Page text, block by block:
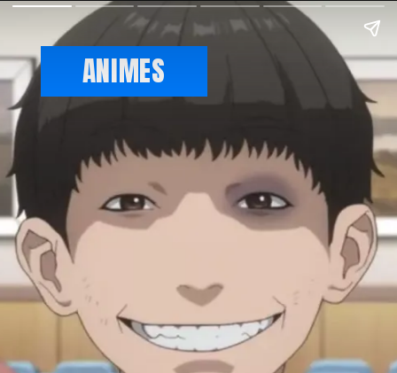
ANIMES